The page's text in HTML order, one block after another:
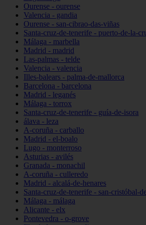
Ourense - ourense
Valencia - gandia
Ourense - san-cibrao-das-viñas
Santa-cruz-de-tenerife - puerto-de-la-
Málaga - marbella
Madrid - madrid
Las-palmas - telde
Valencia - valencia
Illes-balears - palma-de-mallorca
Barcelona - barcelona
Madrid - leganés
Málaga - torrox
Santa-cruz-de-tenerife - guía-de-isora
álava - leza
A-coruña - carballo
Madrid - el-boalo
Lugo - monterroso
Asturias - avilés
Granada - monachil
A-coruña - culleredo
Madrid - alcalá-de-henares
Santa-cruz-de-tenerife - san-cristóbal-
Málaga - málaga
Alicante - elx
Pontevedra - o-grove